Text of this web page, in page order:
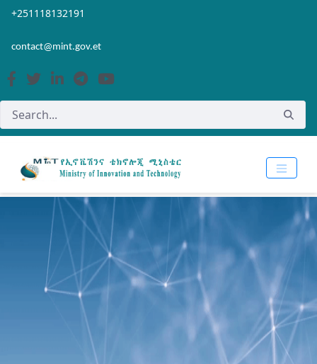
Skip to Main Content
Open Accessibility Menu
+251118132191
contact@mint.gov.et